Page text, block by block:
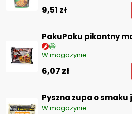
9,51 zł
PakuPaku pikantny
W magazynie
6,07 zł
Pyszna zupa o smaku
W magazynie